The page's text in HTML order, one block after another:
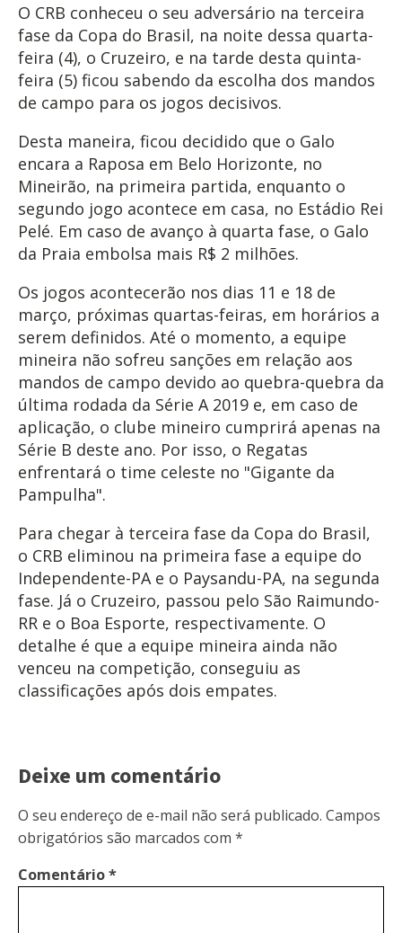
O CRB conheceu o seu adversário na terceira
fase da Copa do Brasil, na noite dessa quarta-
feira (4), o Cruzeiro, e na tarde desta quinta-
feira (5) ficou sabendo da escolha dos mandos
de campo para os jogos decisivos.
Desta maneira, ficou decidido que o Galo
encara a Raposa em Belo Horizonte, no
Mineirão, na primeira partida, enquanto o
segundo jogo acontece em casa, no Estádio Rei
Pelé. Em caso de avanço à quarta fase, o Galo
da Praia embolsa mais R$ 2 milhões.
Os jogos acontecerão nos dias 11 e 18 de
março, próximas quartas-feiras, em horários a
serem definidos. Até o momento, a equipe
mineira não sofreu sanções em relação aos
mandos de campo devido ao quebra-quebra da
última rodada da Série A 2019 e, em caso de
aplicação, o clube mineiro cumprirá apenas na
Série B deste ano. Por isso, o Regatas
enfrentará o time celeste no "Gigante da
Pampulha".
Para chegar à terceira fase da Copa do Brasil,
o CRB eliminou na primeira fase a equipe do
Independente-PA e o Paysandu-PA, na segunda
fase. Já o Cruzeiro, passou pelo São Raimundo-
RR e o Boa Esporte, respectivamente. O
detalhe é que a equipe mineira ainda não
venceu na competição, conseguiu as
classificações após dois empates.
Deixe um comentário
O seu endereço de e-mail não será publicado. Campos
obrigatórios são marcados com *
Comentário*